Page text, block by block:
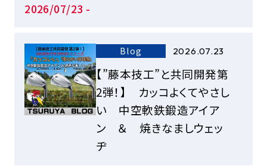
2026/07/23 -
Blog 2026.07.23
【”藤本技工”と共同開発第
2弾！】 カッコよくてやさし
い 中空軟鉄鍛造アイア
ン ＆ 焼きなましウェッ
ヂ